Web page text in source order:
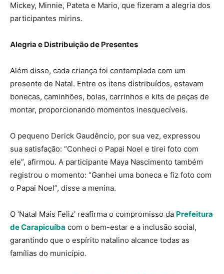
Mickey, Minnie, Pateta e Mario, que fizeram a alegria dos
participantes mirins.
Alegria e Distribuição de Presentes
Além disso, cada criança foi contemplada com um
presente de Natal. Entre os itens distribuídos, estavam
bonecas, caminhões, bolas, carrinhos e kits de peças de
montar, proporcionando momentos inesquecíveis.
O pequeno Derick Gaudêncio, por sua vez, expressou
sua satisfação: “Conheci o Papai Noel e tirei foto com
ele”, afirmou. A participante Maya Nascimento também
registrou o momento: “Ganhei uma boneca e fiz foto com
o Papai Noel”, disse a menina.
O ‘Natal Mais Feliz’ reafirma o compromisso da Prefeitura
de Carapicuíba com o bem-estar e a inclusão social,
garantindo que o espírito natalino alcance todas as
famílias do município.